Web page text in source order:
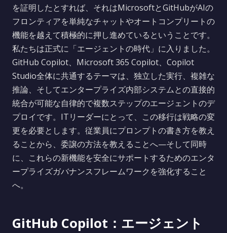
を証明したとすれば、それはMicrosoftとGitHubがAIの
フロンティアを単純なチャットやオートコンプリートの
機能を越えて積極的に押し進めているということです。
私たちは正式に「エージェントの時代」に入りました。
GitHub Copilot、Microsoft 365 Copilot、Copilot
Studio全体に共通するテーマは、独立した実行、複雑な
推論、そしてエンタープライズ内部システムとの直接的
統合が可能な自律的で複数ステップのエージェントのデ
プロイです。ITリーダーにとって、この移行は戦略の変
更を必要とします。従業員にプロンプトの書き方を教え
ることから、委譲の方法を教えることへ—そして同時
に、これらの新機能を安全にサポートするためのエンタ
ープライズガバナンスフレームワークを強化すること
へ。
GitHub Copilot：エージェント